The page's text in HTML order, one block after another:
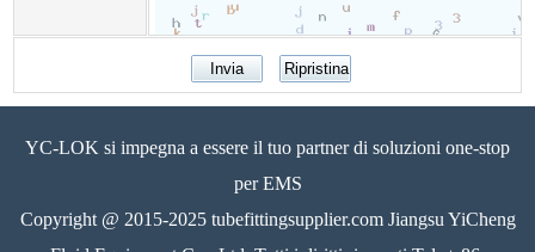
YC-LOK si impegna a essere il tuo partner di soluzioni one-stop
per EMS
Copyright @ 2015-2025 tubefittingsupplier.com Jiangsu YiCheng